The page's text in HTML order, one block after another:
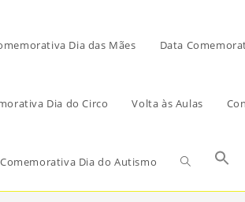
Dia das Mães Data
Dia do Circo Volta às Aulas
Dia do Autismo